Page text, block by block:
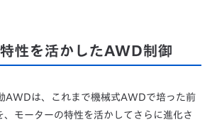
性を活かしたAWD制御
AWDは、これまで機械式AWDで培った前
、モーターの特性を活かしてさらに進化さ